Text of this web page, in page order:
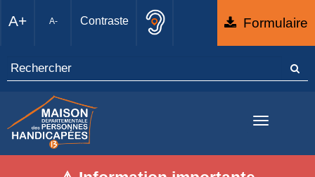
A+ A- Contraste Formulaire